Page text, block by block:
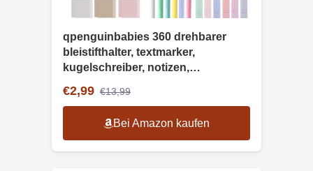
qpenguinbabies 360 drehbarer
bleistifthalter, textmarker,
kugelschreiber, notizen,
€2,99 €13,99
Bei Amazon kaufen